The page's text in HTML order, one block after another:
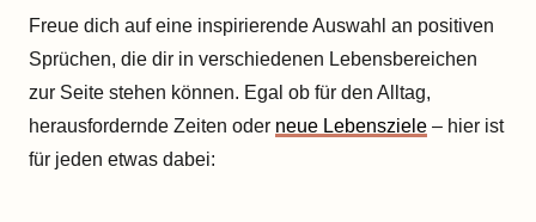
Freue dich auf eine inspirierende Auswahl an positiven
Sprüchen, die dir in verschiedenen Lebensbereichen
zur Seite stehen können. Egal ob für den Alltag,
herausfordernde Zeiten oder neue Lebensziele – hier ist
für jeden etwas dabei: